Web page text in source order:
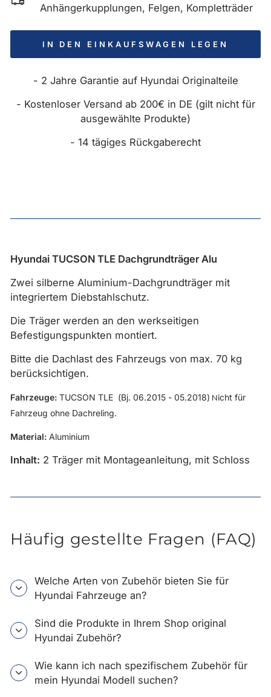
Anhängerkupplungen, Felgen, Kompletträder
IN DEN EINKAUFSWAGEN LEGEN
- 2 Jahre Garantie auf Hyundai Originalteile
- Kostenloser Versand ab 200€ in DE (gilt nicht für
ausgewählte Produkte)
- 14 tägiges Rückgaberecht
Hyundai TUCSON TLE Dachgrundträger Alu
Zwei silberne Aluminium-Dachgrundträger mit
integriertem Diebstahlschutz.
Die Träger werden an den werkseitigen
Befestigungspunkten montiert.
Bitte die Dachlast des Fahrzeugs von max. 70 kg
berücksichtigen.
Fahrzeuge: TUCSON TLE (Bj. 06.2015 - 05.2018) Nicht für
Fahrzeug ohne Dachreling.
Material: Aluminium
Inhalt: 2 Träger mit Montageanleitung, mit Schloss
Häufig gestellte Fragen (FAQ)
Welche Arten von Zubehör bieten Sie für
Hyundai Fahrzeuge an?
Sind die Produkte in Ihrem Shop original
Hyundai Zubehör?
Wie kann ich nach spezifischem Zubehör für
mein Hyundai Modell suchen?